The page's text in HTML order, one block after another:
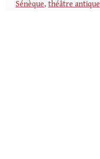
Sénèque, théâtre antique